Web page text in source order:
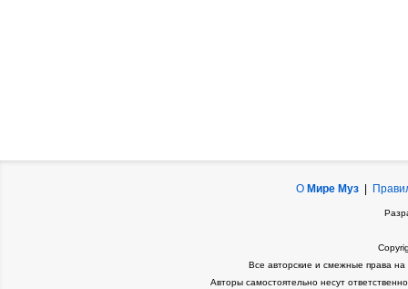
О Мире Муз|
Все авторские и смежные права
Авторы самостоятельно несут